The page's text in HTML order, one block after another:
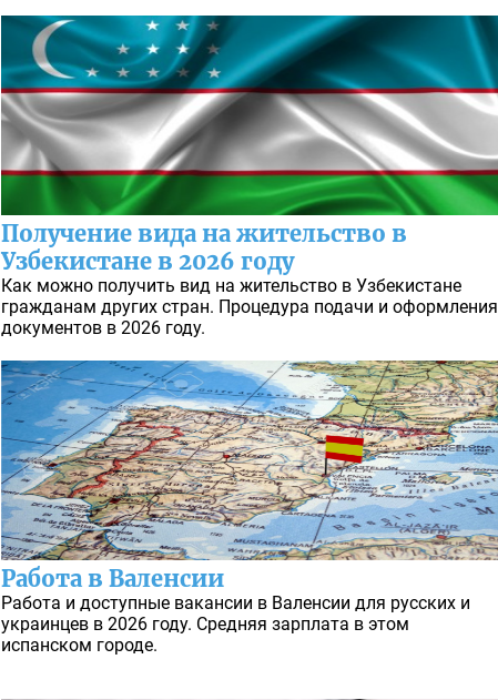
Получение вида на жительство в
Узбекистане в 2026 году
Как можно получить вид на жительство в Узбекистане
гражданам других стран. Процедура подачи и оформления
документов в 2026 году.
Работа в Валенсии
Работа и доступные вакансии в Валенсии для русских и
украинцев в 2026 году. Средняя зарплата в этом
испанском городе.